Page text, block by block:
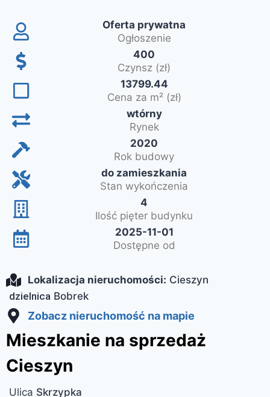
Oferta prywatna
Ogłoszenie
400
Czynsz (zł)
13799.44
Cena za m² (zł)
wtórny
Rynek
2020
Rok budowy
do zamieszkania
Stan wykończenia
4
Ilość pięter budynku
2025-11-01
Dostępne od
Lokalizacja nieruchomości: Cieszyn
dzielnica Bobrek
Zobacz nieruchomość na mapie
Mieszkanie na sprzedaż
Cieszyn
Ulica Skrzypka